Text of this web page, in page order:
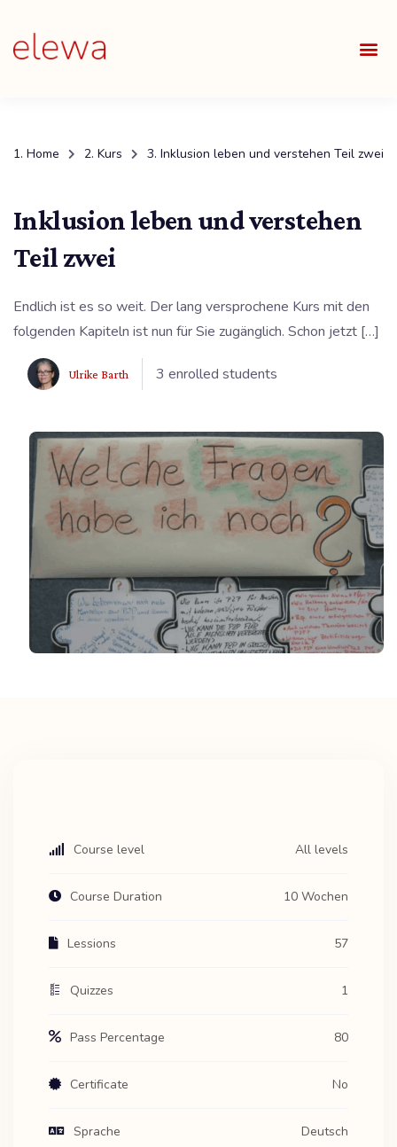
Home Kurs Inklusion leben und verstehen Teil zwei
Inklusion leben und verstehen
Teil zwei
Endlich ist es so weit. Der lang versprochene Kurs mit den
folgenden Kapiteln ist nun für Sie zugänglich. Schon jetzt […]
Ulrike Barth 3 enrolled students
Course level All levels
Course Duration 10 Wochen
Lessions 57
Quizzes 1
Pass Percentage 80
Certificate No
Sprache Deutsch